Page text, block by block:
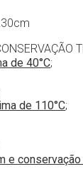
de 40°C;
de 110°C;
e